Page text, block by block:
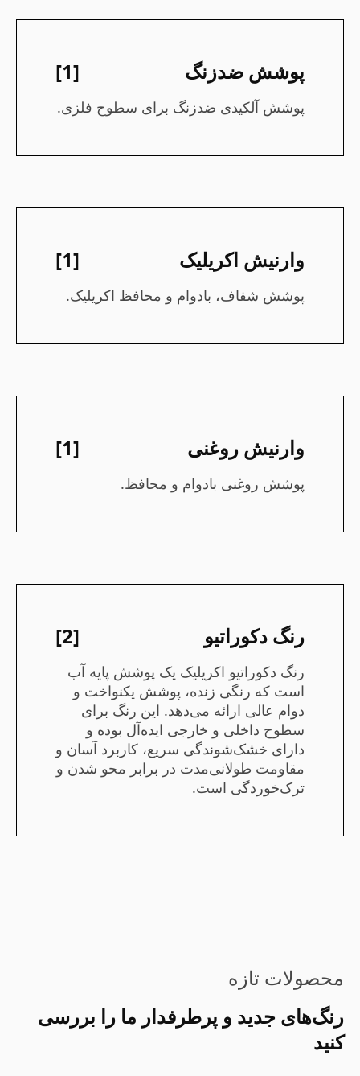
پوشش ضدزنگ [1]
پوشش آلکیدی ضدزنگ برای سطوح فلزی.
وارنیش اکریلیک [1]
پوشش شفاف، بادوام و محافظ اکریلیک.
وارنیش روغنی [1]
پوشش روغنی بادوام و محافظ.
رنگ دکوراتیو [2]
رنگ دکوراتیو اکریلیک یک پوشش پایه آب
است که رنگی زنده، پوشش یکنواخت و
دوام عالی ارائه می‌دهد. این رنگ برای
سطوح داخلی و خارجی ایده‌آل بوده و
دارای خشک‌شوندگی سریع، کاربرد آسان و
مقاومت طولانی‌مدت در برابر محو شدن و
ترک‌خوردگی است.
محصولات تازه
رنگ‌های جدید و پرطرفدار ما را بررسی
کنید